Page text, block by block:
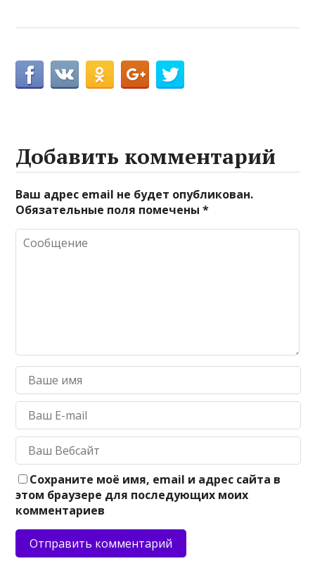
Добавить комментарий
Ваш адрес email не будет опубликован.
Обязательные поля помечены*
Сохраните моё имя, email и адрес сайта в
этом браузере для последующих моих
комментариев